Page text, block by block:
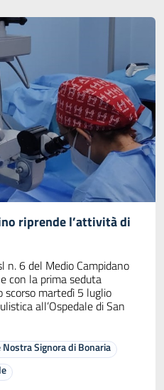
riprende l’attività di
n. 6 del Medio Campidano
con la prima seduta
scorso martedì 5 luglio
all’Ospedale di San
Signora di Bonaria